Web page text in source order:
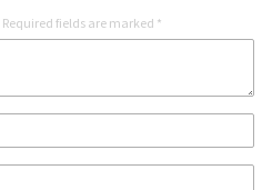
Required fields are marked *